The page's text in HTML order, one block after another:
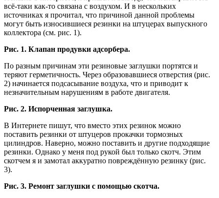
всё-таки как-то связана с воздухом. И в нескольких
источниках я прочитал, что причиной данной проблемы
могут быть износившиеся резинки на штуцерах выпускного
коллектора (см. рис. 1).
Рис. 1. Клапан продувки адсорбера.
По разным причинам эти резиновые заглушки портятся и
теряют герметичность. Через образовавшиеся отверстия (рис.
2) начинается подсасывание воздуха, что и приводит к
незначительным нарушениям в работе двигателя.
Рис. 2. Испорченная заглушка.
В Интернете пишут, что вместо этих резинок можно
поставить резинки от штуцеров прокачки тормозных
цилиндров. Наверно, можно поставить и другие подходящие
резинки. Однако у меня под рукой был только скотч. Этим
скотчем я и замотал аккуратно повреждённую резинку (рис.
3).
Рис. 3. Ремонт заглушки с помощью скотча.